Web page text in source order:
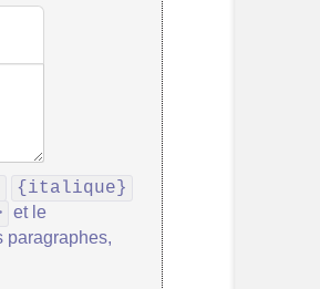
{italique}
et le
paragraphes,